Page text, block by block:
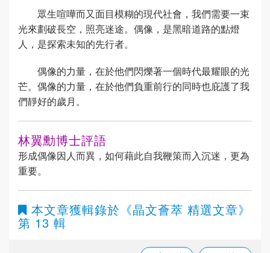
眾生喧嘩而又面目模糊的現代社會，我們需要一束
光來劃破長空，照亮迷途。偶像，是黑暗道路的點燈
人，是探索未知的先行者。
偶像的力量，在於他們閃爍著一個時代最耀眼的光
芒。偶像的力量，在於他們負重前行的同時也庇護了我
們靜好的歲月。
林翼勳博士評語
形成偶像因人而異，如何藉此自我鞭策而入沉迷，更為
重要。
本文章獲輯錄於 《晶文薈萃 精選文章》
第 13 輯